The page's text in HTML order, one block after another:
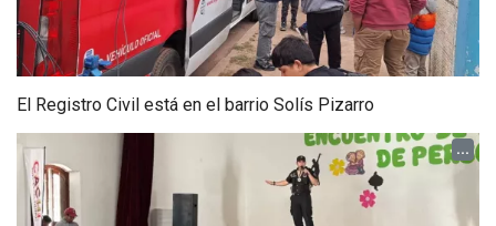
El Registro Civil está en el barrio Solís Pizarro
...